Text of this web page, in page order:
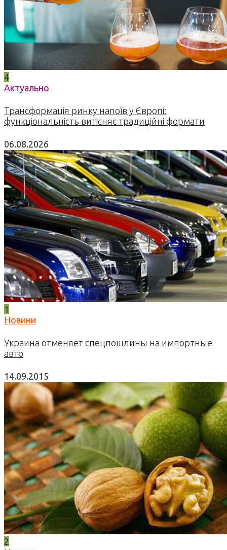
4
Актуально
Трансформація ринку напоїв у Європі:
функціональність витісняє традиційні формати
06.08.2026
1
Новини
Украина отменяет спецпошлины на импортные
авто
14.09.2015
2